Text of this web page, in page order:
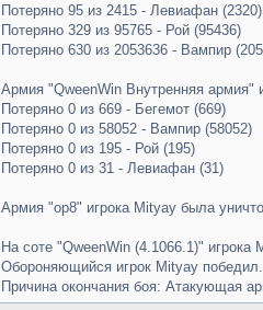
Потеряно 95 из 2415 - Левиафан (2320)
Потеряно 329 из 95765 - Рой (95436)
Потеряно 630 из 2053636 - Вампир
Армия "QweenWin Внутренняя армия"
Потеряно 0 из 669 - Бегемот (669)
Потеряно 0 из 58052 - Вампир (58052)
Потеряно 0 из 195 - Рой (195)
Потеряно 0 из 31 - Левиафан (31)
Армия "op8" игрока Mityay была
На соте "QweenWin (4.1066.1)" игрока
Обороняющийся игрок Mityay победил.
Причина окончания боя: Атакующая